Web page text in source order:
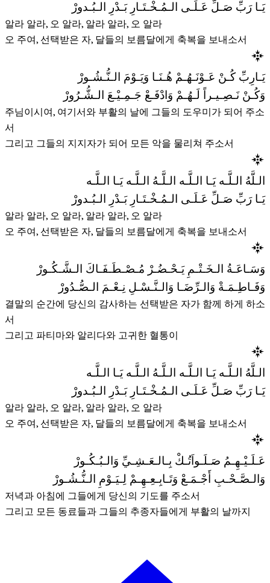
يَـا رَبِّ صَـلِّ عَـلَـى الـمُـخْـتَـارِ بَـدْرِ الـبُـدورْ
알라 알라, 오 알라, 알라 알라, 오 알라
오 주여, 선택받은 자, 달들의 보름달에게 축복을 보내소서
يَـارِبِّ كُـنْ عَـوْنَـهُـمْ هُـنَـا وَيَـوْمَ الـنُّـشُـورْ
وَكُـنْ نَـصِـيـراً لَـهُـمْ وَادْفَـعْ جَـمِـيْـعَ الـشُّـرُورْ
주님이시여, 여기서와 부활의 날에 그들의 도우미가 되어 주소
서
그리고 그들의 지지자가 되어 모든 악을 물리쳐 주소서
الـلَّهُ الـلَّـه يَـا الـلَّـه الـلَّـهُ الـلَّـه يَـا الـلَّـه
يَـا رَبِّ صَـلِّ عَـلَـى الـمُـخْـتَـارِ بَـدْرِ الـبُـدورْ
알라 알라, 오 알라, 알라 알라, 오 알라
오 주여, 선택받은 자, 달들의 보름달에게 축복을 보내소서
وَسَـاعَـةُ الـخَـتْـمِ يَـحْـضُـرْ مُـصْـطَـفَـاكَ الـشَّـكُـورْ
وَفَـاطِـمَـةْ وَالـرِّضَـا وَالـنَّـسْـلِ نِـعْـمَ الـصُّـدُورْ
결말의 순간에 당신의 감사하는 선택받은 자가 함께 하게 하소
서
그리고 파티마와 알리다와 고귀한 혈통이
الـلَّهُ الـلَّـه يَـا الـلَّـه الـلَّـهُ الـلَّـه يَـا الـلَّـه
يَـا رَبِّ صَـلِّ عَـلَـى الـمُـخْـتَـارِ بَـدْرِ الـبُـدورْ
알라 알라, 오 알라, 알라 알라, 오 알라
오 주여, 선택받은 자, 달들의 보름달에게 축복을 보내소서
عَـلَـيْـهِـمُ صَـلَـواَتُـكْ بِـالـعَـشِـيِّ وَالـبُـكُـورْ
وَالـصَّـحْـبِ أَجْـمَـعْ وَتَـابِـعِـهِـمْ لِـيَـوْمِ الـنُّـشُـورْ
저녁과 아침에 그들에게 당신의 기도를 주소서
그리고 모든 동료들과 그들의 추종자들에게 부활의 날까지